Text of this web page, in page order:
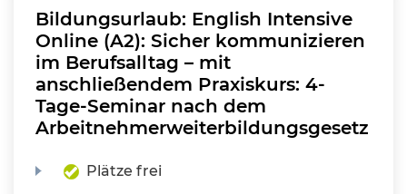
Bildungsurlaub: English Intensive
Online (A2): Sicher kommunizieren
im Berufsalltag – mit
anschließendem Praxiskurs: 4-
Tage-Seminar nach dem
Arbeitnehmerweiterbildungsgesetz
Plätze frei